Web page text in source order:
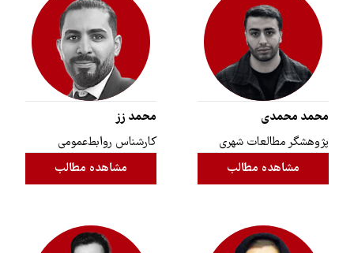
محمد محمدی
پژوهشگر مطالعات شهری
مشاهده مطالب
محمد زز
کارشناس روابط‌عمومی
مشاهده مطالب